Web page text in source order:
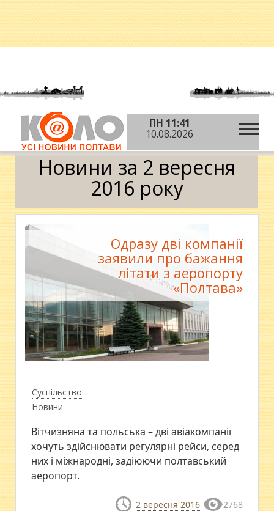
ПН 11:41
10.08.2026
Головна » 2016 рік » вересень »
Календар
Новини за 2 вересня
2016 року
Суспільство
Новини
Одразу дві компанії
заявили про бажання
літати з аеропорту
«Полтава»
Вітчизняна та польська – дві авіакомпанії
хочуть здійснювати регулярні рейси, серед
них і міжнародні, задіюючи полтавський
аеропорт.
2 вересня 2016 2768